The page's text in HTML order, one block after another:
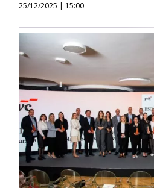
25/12/2025 | 15:00